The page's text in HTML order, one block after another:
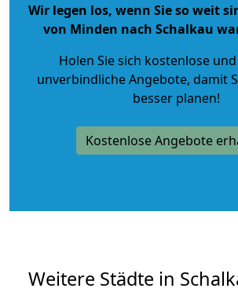
Wir legen los, wenn Sie so weit
von Minden nach Schalkau
Holen Sie sich kostenlose
unverbindliche Angebote, damit
besser planen!
Kostenlose Angebote
Weitere Städte in